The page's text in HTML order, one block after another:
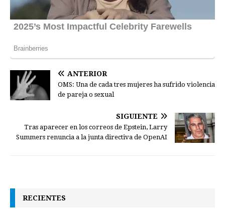
ANTERIOR
OMS: Una de cada tres mujeres ha sufrido violencia
de pareja o sexual
SIGUIENTE
Tras aparecer en los correos de Epstein, Larry
Summers renuncia a la junta directiva de OpenAI
RECIENTES